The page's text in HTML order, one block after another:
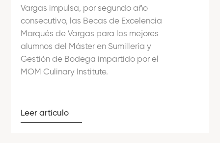
Vargas impulsa, por segundo año
consecutivo, las Becas de Excelencia
Marqués de Vargas para los mejores
alumnos del Máster en Sumillería y
Gestión de Bodega impartido por el
MOM Culinary Institute.
Leer artículo